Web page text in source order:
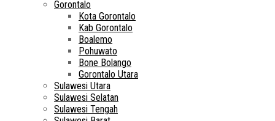
Gorontalo
Kota Gorontalo
Kab Gorontalo
Boalemo
Pohuwato
Bone Bolango
Gorontalo Utara
Sulawesi Utara
Sulawesi Selatan
Sulawesi Tengah